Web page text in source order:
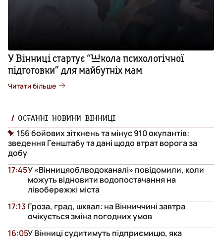
У Вінниці стартує “Школа психологічної
підготовки” для майбутніх мам
Читати більше
ОСТАННІ НОВИНИ ВІННИЦІ
156 бойових зіткнень та мінус 910 окупантів:
зведення Генштабу та дані щодо втрат ворога за
добу
У «Вінницяоблводоканалі» повідомили, коли
можуть відновити водопостачання на
лівобережжі міста
17:45
Гроза, град, шквал: на Вінниччині завтра
очікується зміна погодних умов
17:13
У Вінниці судитимуть підприємицю, яка
16:05